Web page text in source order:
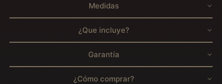
Medidas
¿Que incluye?
Garantía
¿Cómo comprar?